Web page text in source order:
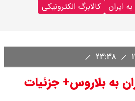
ایران
کالابرگ الکترونیکی
به بلاروس+ جزئیات